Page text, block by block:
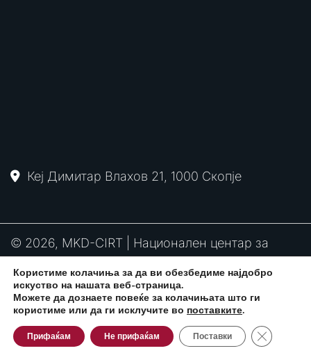
Користиме колачиња за да ви обезбедиме најдобро
искуство на нашата веб-страница.
Можете да дознаете повеќе за колачињата што ги
користиме или да ги исклучите во поставките.
Прифаќам Не прифаќам Поставки Close
Кеј Димитар Влахов 21, 1000 Скопје
© 2026, MKD-CIRT | Национален центар за
одговор на компјутерски инциденти
PGP
потпис
RFC2350 Политика за привантост
Развиено од:CPP Services